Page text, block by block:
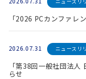
「2026 PCカンファレ
2026.07.31 ニュースリ
「第38回一般社団法
らせ